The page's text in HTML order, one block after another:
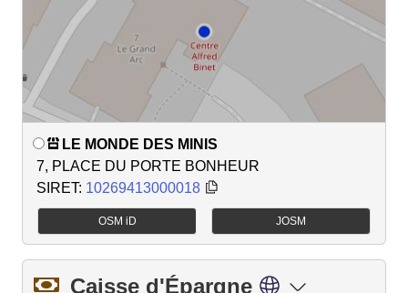
LE MONDE DES MINIS
7, PLACE DU PORTE BONHEUR
SIRET: 10269413000018
OSM iD JOSM
Caisse d'Épargne